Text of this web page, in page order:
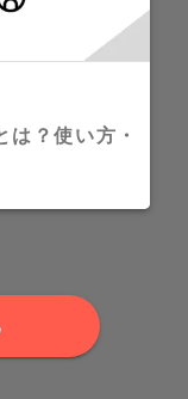
？使い方・